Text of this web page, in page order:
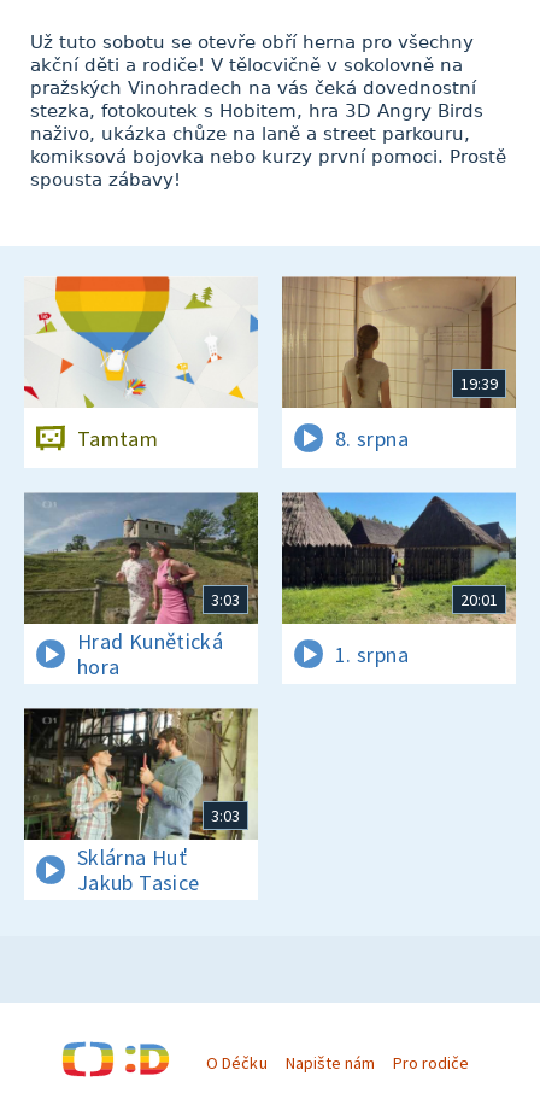
Už tuto sobotu se otevře obří herna pro všechny
akční děti a rodiče! V tělocvičně v sokolovně na
pražských Vinohradech na vás čeká dovednostní
stezka, fotokoutek s Hobitem, hra 3D Angry Birds
naživo, ukázka chůze na laně a street parkouru,
komiksová bojovka nebo kurzy první pomoci. Prostě
spousta zábavy!
Tamtam
19:39
8. srpna
3:03
Hrad Kunětická
hora
20:01
1. srpna
3:03
Sklárna Huť
Jakub Tasice
O Déčku Napište nám Pro rodiče